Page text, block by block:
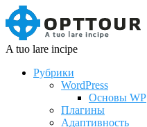
A tuo lare incipe
Рубрики
WordPress
Основы WP
Плагины
Адаптивность